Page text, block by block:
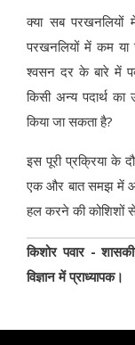
क्या सब परखनलियों
परखनलियों में कम या
श्वसन दर के बारे में
किसी अन्य पदार्थ
किया जा सकता है?
इस पूरी प्रक्रिया के
एक और बात समझ में
हल करने की कोशिशों से
किशोर पवार -
विज्ञान में प्राध्यापक।